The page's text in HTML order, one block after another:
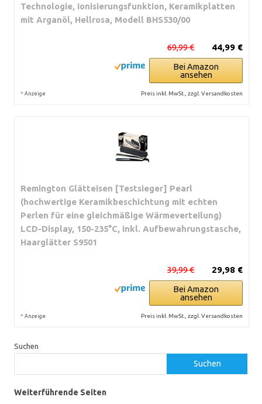
Technologie, Ionisierungsfunktion, Keramikplatten
mit Arganöl, Hellrosa, Modell BHS530/00
44,99 €
69,99 €
Bei Amazon
ansehen
* Anzeige Preis inkl. MwSt., zzgl. Versandkosten
Remington Glätteisen [Testsieger] Pearl
(hochwertige Keramikbeschichtung mit echten
Perlen für eine gleichmäßige Wärmeverteilung)
LCD-Display, 150-235°C, inkl. Aufbewahrungstasche,
Haarglätter S9501
29,98 €
39,99 €
Bei Amazon
ansehen
* Anzeige Preis inkl. MwSt., zzgl. Versandkosten
Suchen
Suchen
Weiterführende Seiten